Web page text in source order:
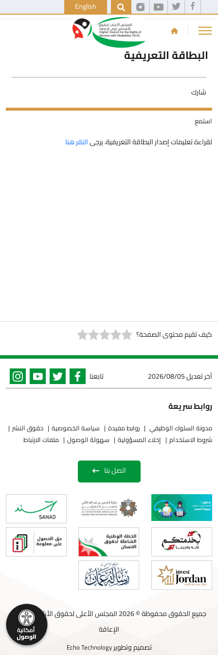
English
البطاقة التعريفية
شارك
استمع
لقراءة تعليمات إصدار البطاقة التعريفية، يرجىالنقر هنا
كيف تقيم محتوى الصفحة؟
آخر تعديل2026/08/05 تابعنا
روابط سريعة
مدونة السلوك الوظيفي روابط مفيدة سياسة الخصوصية
حقوق النشر
شروط الاستخدام
إخلاء المسؤولية سهولة الوصول ملفات الارتباط
اتصل بنا
جميع الحقوق محفوظة © 2026 المجلس الأعلى لحقوق الأشخاص ذوي
الإعاقة
تصميم وتطويرEcho Technology